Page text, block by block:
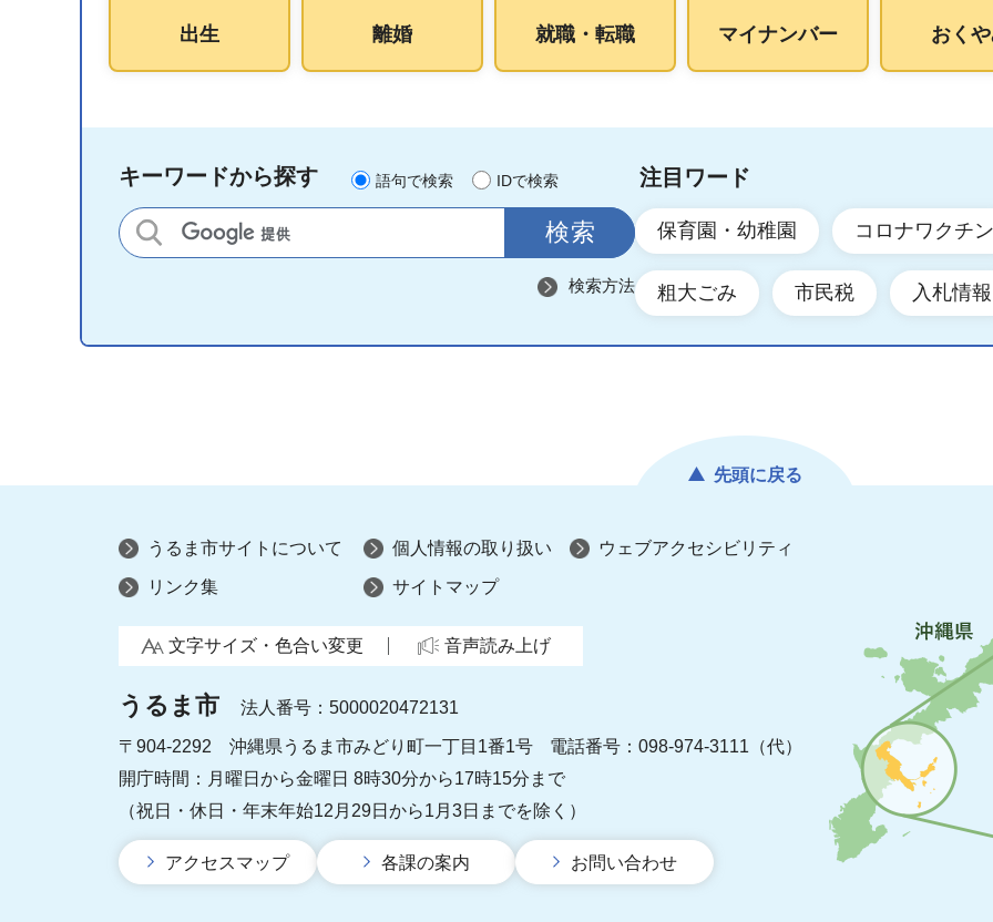
出生 離婚 就職・転職 マイナンバー おく
キーワードから探す 語句で検索 IDで検索
サイト内検索
検索方法
注目ワード
保育園・幼稚園 コロナワクチン
粗大ごみ 市民税 入札情報
先頭に戻る
うるま市サイトについて 個人情報の取り扱い ウェブアクセシビリティ
リンク集 サイトマップ
文字サイズ・色合い変更 音声読み上げ
うるま市 法人番号：5000020472131
〒904-2292 沖縄県うるま市みどり町一丁目1番1号
電話番号：098-974-3111（代）
開庁時間：月曜日から金曜日 8時30分から17時15分まで
（祝日・休日・年末年始12月29日から1月3日までを除く）
アクセスマップ 各課の案内 お問い合わせ